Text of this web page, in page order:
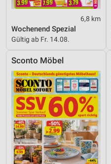
6,8 km
Wochenend Spezial
Gültig ab Fr. 14.08.
Sconto Möbel